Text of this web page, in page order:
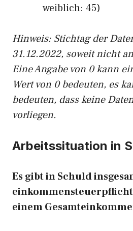
weiblich: 45)
Hinweis: Stichtag der
31.12.2022, soweit nicht
Eine Angabe von 0 kann
Wert von 0 bedeuten, es
bedeuten, dass keine
vorliegen.
Arbeitssituation in
Es gibt in Schuld
einem